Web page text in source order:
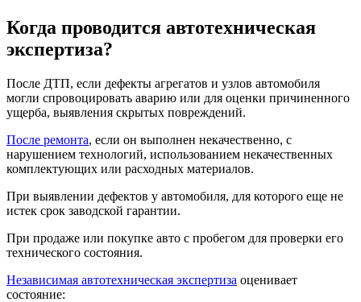
Когда проводится автотехническая
экспертиза?
После ДТП, если дефекты агрегатов и узлов автомобиля
могли спровоцировать аварию или для оценки причиненного
ущерба, выявления скрытых повреждений.
После ремонта, если он выполнен некачественно, с
нарушением технологий, использованием некачественных
комплектующих или расходных материалов.
При выявлении дефектов у автомобиля, для которого еще не
истек срок заводской гарантии.
При продаже или покупке авто с пробегом для проверки его
технического состояния.
Независимая автотехническая экспертиза оценивает
состояние: